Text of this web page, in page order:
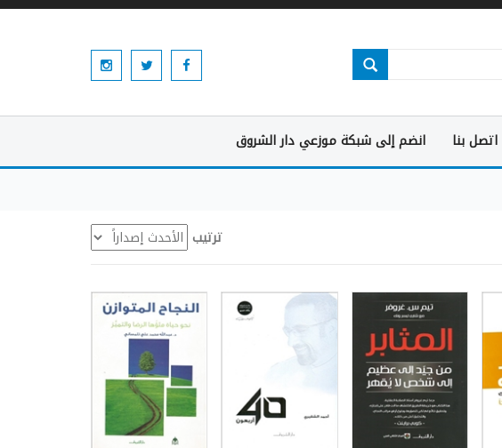
اتصل بنا انضم إلى شبكة موزعي دار الشروق
ترتيب